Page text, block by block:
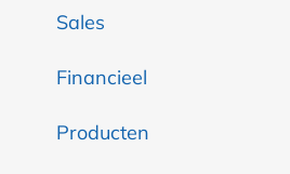
Sales
Financieel
Producten